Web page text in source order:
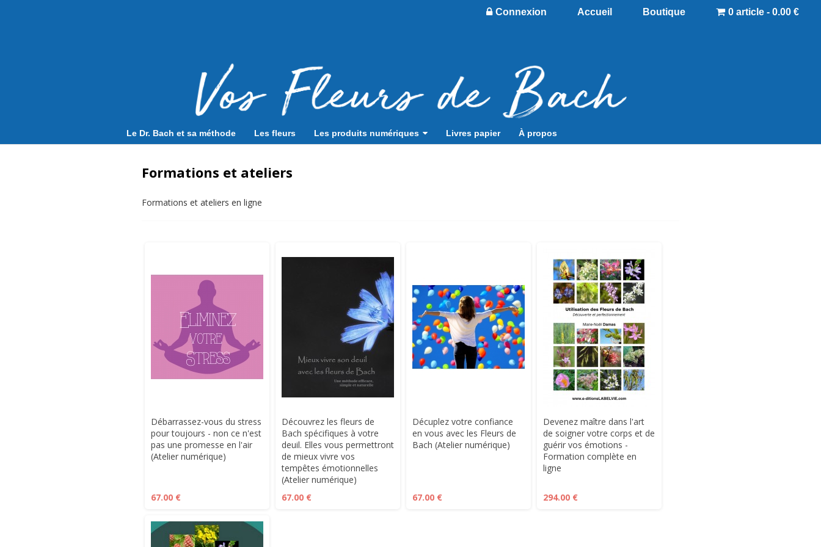
Connexion Accueil Boutique 0 article - 0.00 €
Le Dr. Bach et sa méthode Les fleurs Les produits numériques Livres papier À propos
Formations et ateliers
Formations et ateliers en ligne
Débarrassez-vous du stress
pour toujours - non ce n'est
pas une promesse en l'air
(Atelier numérique)
67.00 €
Découvrez les fleurs de
Bach spécifiques à votre
deuil. Elles vous permettront
de mieux vivre vos
tempêtes émotionnelles
(Atelier numérique)
67.00 €
Décuplez votre confiance
en vous avec les Fleurs de
Bach (Atelier numérique)
67.00 €
Devenez maître dans l'art
de soigner votre corps et de
guérir vos émotions -
Formation complète en
ligne
294.00 €